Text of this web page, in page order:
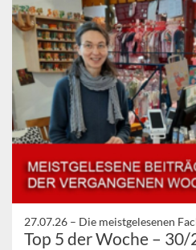
27.07.26 – Die meistgelesenen
Top 5 der Woche –